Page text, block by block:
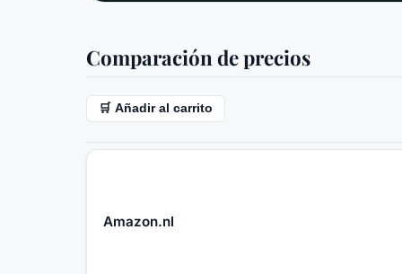
Comparación de precios
🛒 Añadir al carrito
Amazon.nl